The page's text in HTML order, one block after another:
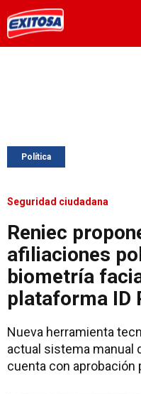
Política
Seguridad ciudadana
Reniec
afiliaciones
biometría
plataforma ID
Nueva herramienta
actual sistema manual
cuenta con aprobación